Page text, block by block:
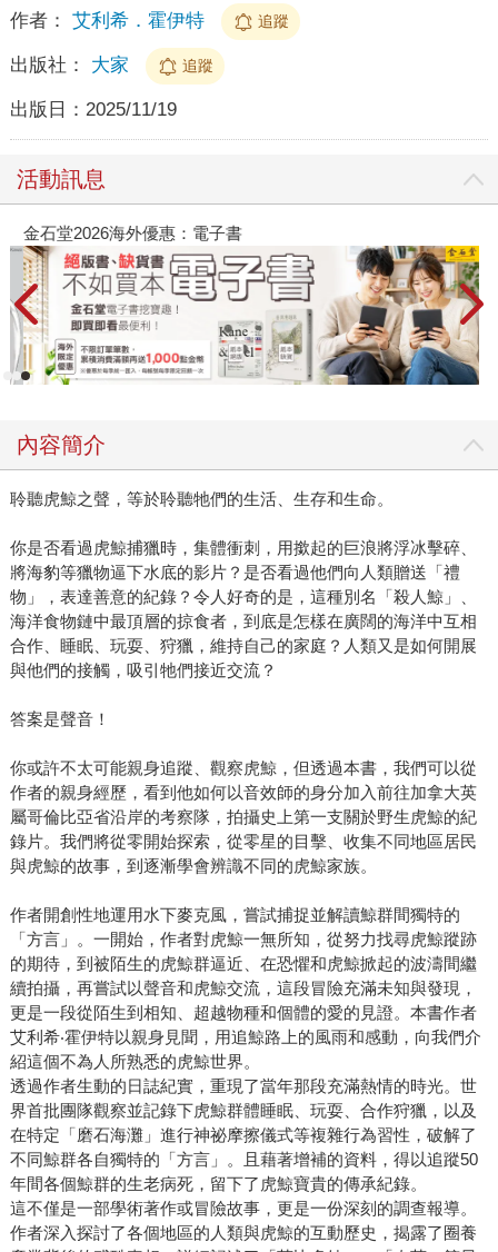
作者： 艾利希．霍伊特 追蹤
出版社： 大家 追蹤
出版日： 2025/11/19
活動訊息
金石堂2026海外優惠：電子書
內容簡介
聆聽虎鯨之聲，等於聆聽牠們的生活、生存和生命。
你是否看過虎鯨捕獵時，集體衝刺，用撳起的巨浪將浮冰擊碎、
將海豹等獵物逼下水底的影片？是否看過他們向人類贈送「禮
物」，表達善意的紀錄？令人好奇的是，這種別名「殺人鯨」、
海洋食物鏈中最頂層的掠食者，到底是怎樣在廣闊的海洋中互相
合作、睡眠、玩耍、狩獵，維持自己的家庭？人類又是如何開展
與他們的接觸，吸引牠們接近交流？
答案是聲音！
你或許不太可能親身追蹤、觀察虎鯨，但透過本書，我們可以從
作者的親身經歷，看到他如何以音效師的身分加入前往加拿大英
屬哥倫比亞省沿岸的考察隊，拍攝史上第一支關於野生虎鯨的紀
錄片。我們將從零開始探索，從零星的目擊、收集不同地區居民
與虎鯨的故事，到逐漸學會辨識不同的虎鯨家族。
作者開創性地運用水下麥克風，嘗試捕捉並解讀鯨群間獨特的
「方言」。一開始，作者對虎鯨一無所知，從努力找尋虎鯨蹤跡
的期待，到被陌生的虎鯨群逼近、在恐懼和虎鯨掀起的波濤間繼
續拍攝，再嘗試以聲音和虎鯨交流，這段冒險充滿未知與發現，
更是一段從陌生到相知、超越物種和個體的愛的見證。本書作者
艾利希‧霍伊特以親身見聞，用追鯨路上的風雨和感動，向我們介
紹這個不為人所熟悉的虎鯨世界。
透過作者生動的日誌紀實，重現了當年那段充滿熱情的時光。世
界首批團隊觀察並記錄下虎鯨群體睡眠、玩耍、合作狩獵，以及
在特定「磨石海灘」進行神祕摩擦儀式等複雜行為習性，破解了
不同鯨群各自獨特的「方言」。且藉著增補的資料，得以追蹤50
年間各個鯨群的生老病死，留下了虎鯨寶貴的傳承紀錄。
這不僅是一部學術著作或冒險故事，更是一份深刻的調查報導。
作者深入探討了各個地區的人類與虎鯨的互動歷史，揭露了圈養